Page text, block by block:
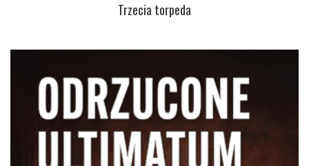
Trzecia torpeda